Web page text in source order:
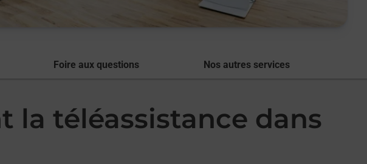
Foire aux questions Nos autres services
la téléassistance dans